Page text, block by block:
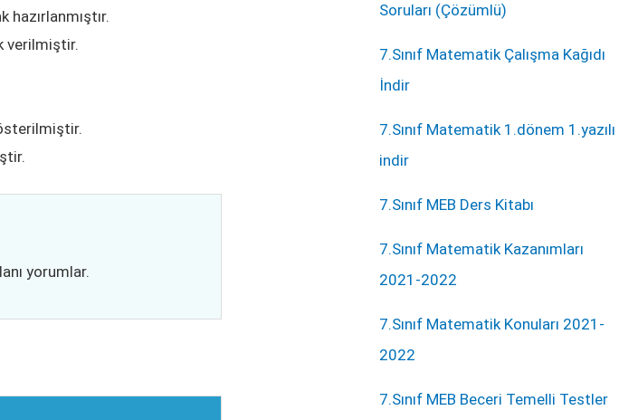
verilmiştir.
yorumlar.
Soruları (Çözümlü)
7.Sınıf Matematik Çalışma Kağıdı
İndir
7.Sınıf Matematik 1.dönem 1.yazılı
indir
7.Sınıf MEB Ders Kitabı
7.Sınıf Matematik Kazanımları
2021-2022
7.Sınıf Matematik Konuları 2021-
2022
7.Sınıf MEB Beceri Temelli Testler